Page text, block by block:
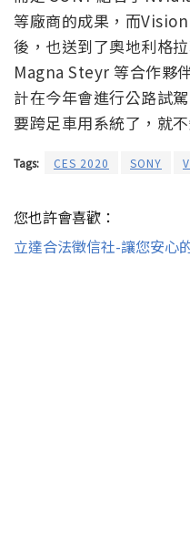
等廠商的成果，而
後，也送到了奧地利格
Magna Steyr 等合作夥
計在今年會進行公路試
要跨足車用系統了，就
Tags: CES 2020 SONY
您也許會喜歡：
立達合法徵信社-讓您安心